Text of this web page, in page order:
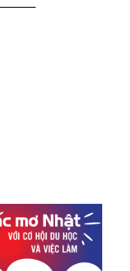
2020
Spring/Summer
1 ngày khu vực Tokyo